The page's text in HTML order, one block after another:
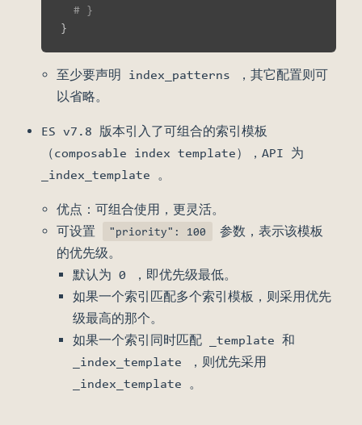
# }
}
至少要声明 index_patterns ，其它配置则可
以省略。
ES v7.8 版本引入了可组合的索引模板
（composable index template），API 为
_index_template 。
优点：可组合使用，更灵活。
可设置
"priority": 100
参数，表示该模板
的优先级。
默认为 0 ，即优先级最低。
如果一个索引匹配多个索引模板，则采用优先
级最高的那个。
如果一个索引同时匹配 _template 和
_index_template ，则优先采用
_index_template 。